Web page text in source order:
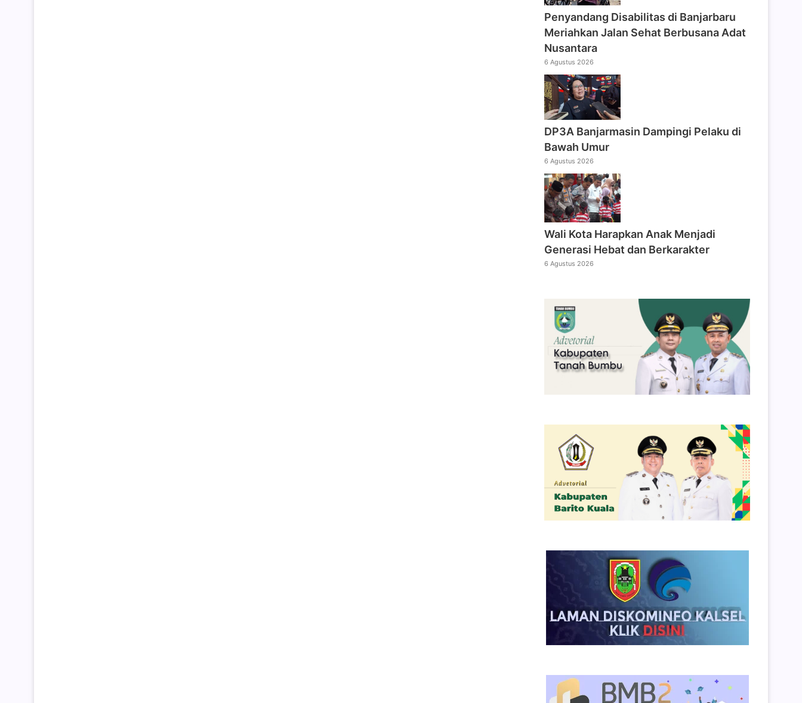
Penyandang Disabilitas di Banjarbaru
Meriahkan Jalan Sehat Berbusana Adat
Nusantara
6 Agustus 2026
DP3A Banjarmasin Dampingi Pelaku di
Bawah Umur
6 Agustus 2026
Wali Kota Harapkan Anak Menjadi
Generasi Hebat dan Berkarakter
6 Agustus 2026